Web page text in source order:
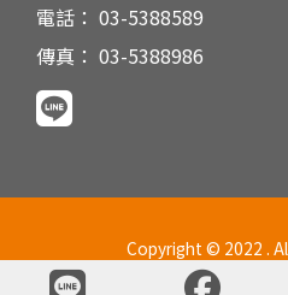
電話： 03-5388589
傳真： 03-5388986
Copyright © 2022 .